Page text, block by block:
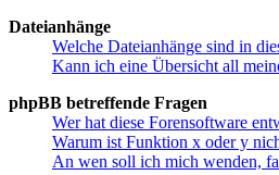
Dateianhänge
Welche Dateianhänge sind in
Kann ich eine Übersicht all
phpBB betreffende Fragen
Wer hat diese Forensoftware
Warum ist Funktion x oder y
An wen soll ich mich wenden,